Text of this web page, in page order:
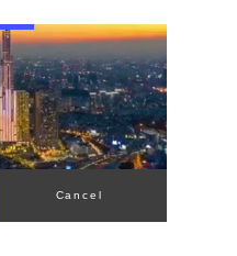
Cancel